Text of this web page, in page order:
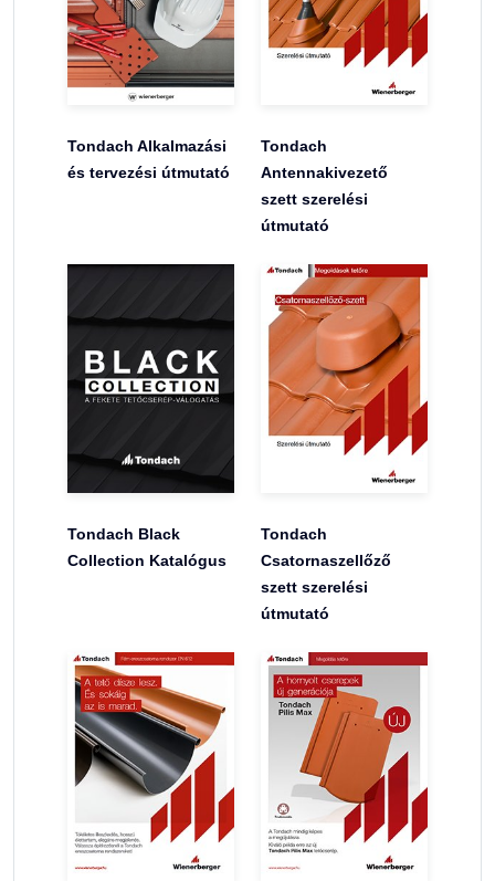
Tondach Alkalmazási
és tervezési útmutató
Tondach
Antennakivezető
szett szerelési
útmutató
Tondach Black
Collection Katalógus
Tondach
Csatornaszellőző
szett szerelési
útmutató